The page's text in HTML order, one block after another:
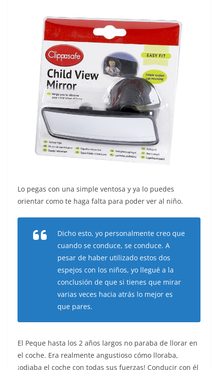
Lo pegas con una simple ventosa y ya lo puedes
orientar como te haga falta para poder ver al niño.
Dicho esto, yo personalmente creo que
cuando se conduce, se conduce. A
pesar de haber utilizado estos dos
espejos con los niños, yo llegué a la
conclusión de que si tienes que mirar
varias veces hacia atrás lo mejor es
que pares.
El Peque hasta los 2 años largos no paraba de llorar en
el coche. Era realmente angustioso cómo lloraba,
¡odiaba el coche con todas sus fuerzas! Conducir con él